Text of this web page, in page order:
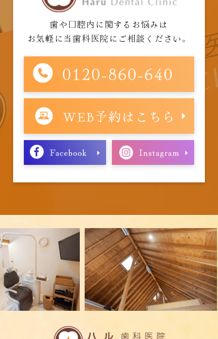
歯や口腔内に関するお悩みは
お気軽に当歯科医院にご相談ください。